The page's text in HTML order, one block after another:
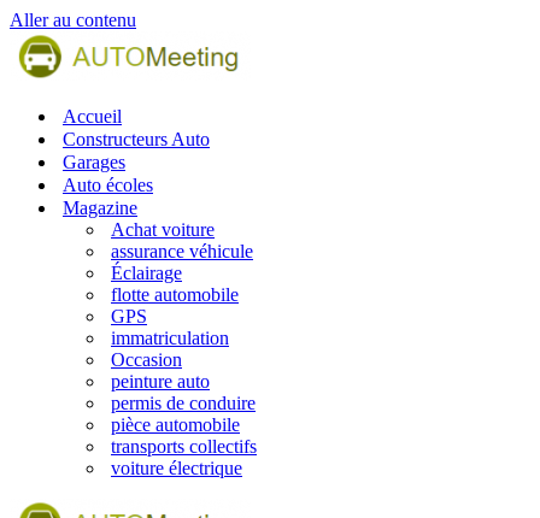
Aller au contenu
Accueil
Constructeurs Auto
Garages
Auto écoles
Magazine
Achat voiture
assurance véhicule
Éclairage
flotte automobile
GPS
immatriculation
Occasion
peinture auto
permis de conduire
pièce automobile
transports collectifs
voiture électrique